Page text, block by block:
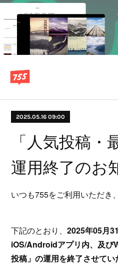
2025.05.16 09:00
「人気投稿・
運用終了のお
いつも755をご利用いただき
下記のとおり、2025年05月
iOS/Androidアプリ内、及び
投稿」の運用を終了させてい